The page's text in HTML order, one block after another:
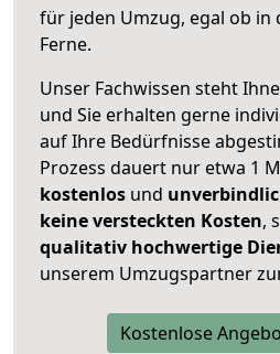
für jeden Umzug, egal ob in
Ferne.
Unser Fachwissen steht
und Sie erhalten gerne
auf Ihre Bedürfnisse
Prozess dauert nur etwa 1
kostenlos und
keine versteckten Kosten,
qualitativ hochwertige
unserem Umzugspartner
Kostenlose